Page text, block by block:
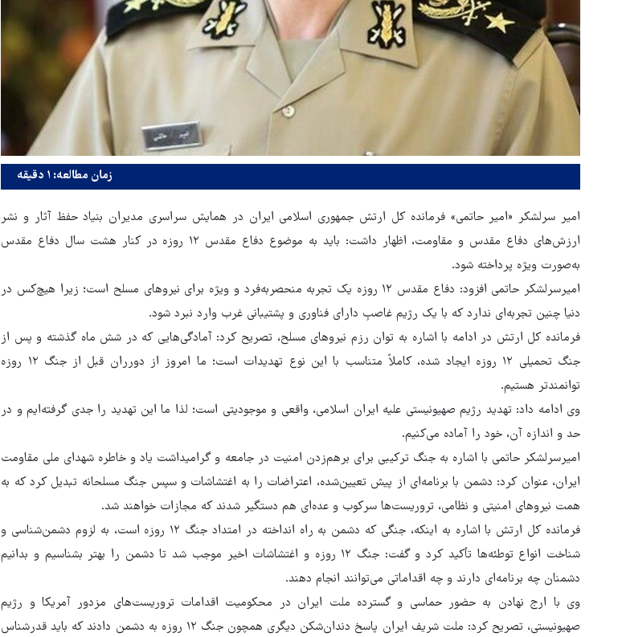
زمان مطالعه: ۱ دقیقه
امیر سرلشکر «امیر حاتمی» فرمانده کل ارتش جمهوری اسلامی ایران در همایش سراسری مدیران بنیاد حفظ آثار و نشر
ارزش‌های دفاع مقدس و مقاومت، اظهار داشت: باید به موضوع دفاع مقدس ۱۲ روزه در کنار هشت سال دفاع مقدس
به‌صورت ویژه پرداخته شود.
امیرسرلشکر حاتمی افزود: دفاع مقدس ۱۲ روزه یک تجربه منحصربه‌فرد و ویژه برای نیروهای مسلح است؛ زیرا هیچ‌کس در
دنیا چنین تجربه‌ای ندارد که با یک رژیم غاصبِ دارای فناوری و پشتیبانی غرب وارد نبرد شود.
فرمانده کل ارتش در ادامه با اشاره به توان رزم نیروهای مسلح، تصریح کرد: آمادگی‌هایی که در شش ماه گذشته و پس از
جنگ تحمیلی ۱۲ روزه ایجاد شده، کاملاً متناسب با این نوع تهدیدات است؛ ما امروز از دورران قبل از جنگ ۱۲ روزه
توانمندتر هستیم.
وی ادامه داد: تهدید رژیم صهیونیستی علیه ایران اسلامی، واقعی و موجودیتی است؛ لذا ما این تهدید را جدی گرفته‌ایم و در
حد و اندازه آن، خود را آماده می‌کنیم.
امیرسرلشکر حاتمی با اشاره به جنگ ترکیبی برای برهم‌زدن امنیت در جامعه و گرامیداشت یاد و خاطره شهدای ملی مقاومت
ایران، عنوان کرد: دشمن با برنامه‌ای از پیش تعیین‌شده، اعتراضات را به اغتشاشات و سپس جنگ مسلحانه تبدیل کرد که به
همت نیروهای امنیتی و نظامی، تروریست‌ها سرکوب و عده‌ای هم دستگیر شدند که مجازات خواهند شد.
فرمانده کل ارتش با اشاره به اینکه، جنگی که دشمن به راه انداخته در امتداد جنگ ۱۲ روزه است، به لزوم دشمن‌شناسی و
شناخت انواع توطئه‌ها تأکید کرد و گفت: جنگ ۱۲ روزه و اغتشاشات اخیر موجب شد تا دشمن را بهتر بشناسیم و بدانیم
دشمنان چه برنامه‌ای دارند و چه اقداماتی می‌توانند انجام دهند.
وی با ارج نهادن به حضور حماسی و گسترده ملت ایران در محکومیت اقدامات تروریست‌های مزدور آمریکا و رژیم
صهیونیستی، تصریح کرد: ملت شریف ایران پاسخ دندان‌شکن دیگری همچون جنگ ۱۲ روزه به دشمن دادند که باید قدرشناس
هماهنگی محور مقاومت، آمریکا را
در منطقه درمانده کرد
ترامپ نماد فساد، اقتدارگرایی و
جنگ‌طلبی است!